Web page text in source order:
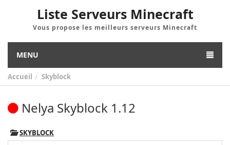
Liste Serveurs Minecraft
Vous propose les meilleurs serveurs Minecraft
MENU
Accueil Skyblock
Nelya Skyblock 1.12
SKYBLOCK